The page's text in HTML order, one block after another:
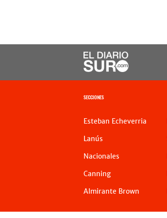
SECCIONES
Esteban Echeverria
Lanús
Nacionales
Canning
Almirante Brown